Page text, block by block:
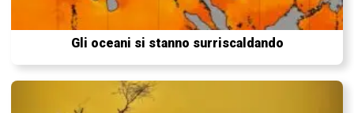
Gli oceani si stanno surriscaldando